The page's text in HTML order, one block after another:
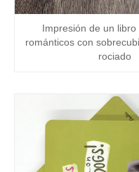
Impresión de un
románticos con
rociado